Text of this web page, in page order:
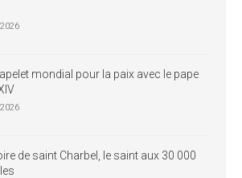
mondial pour la paix avec le pape
de saint Charbel, le saint aux 30 000